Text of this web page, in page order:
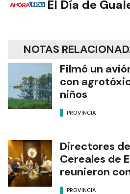
El Día de
NOTAS
Filmó un
con
niños
PROVINCIA
Directores
Cereales de
reunieron
PROVINCIA